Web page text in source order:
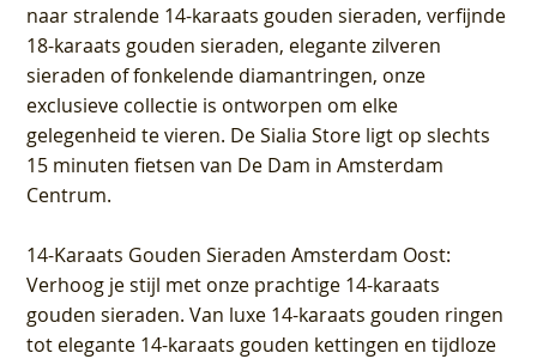
naar stralende 14-karaats gouden sieraden, verfijnde
18-karaats gouden sieraden, elegante zilveren
sieraden of fonkelende diamantringen, onze
exclusieve collectie is ontworpen om elke
gelegenheid te vieren. De Sialia Store ligt op slechts
15 minuten fietsen van De Dam in Amsterdam
Centrum.
14-Karaats Gouden Sieraden Amsterdam Oost:
Verhoog je stijl met onze prachtige 14-karaats
gouden sieraden. Van luxe 14-karaats gouden ringen
tot elegante 14-karaats gouden kettingen en tijdloze